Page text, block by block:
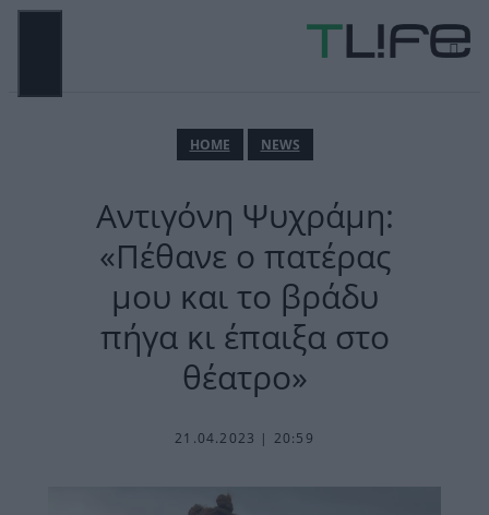
Μετάβαση
ΗΟΜΕ NEWS
Αντιγόνη Ψυχράμη:
«Πέθανε ο πατέρας
μου και το βράδυ
πήγα κι έπαιξα στο
θέατρο»
21.04.2023 | 20:59